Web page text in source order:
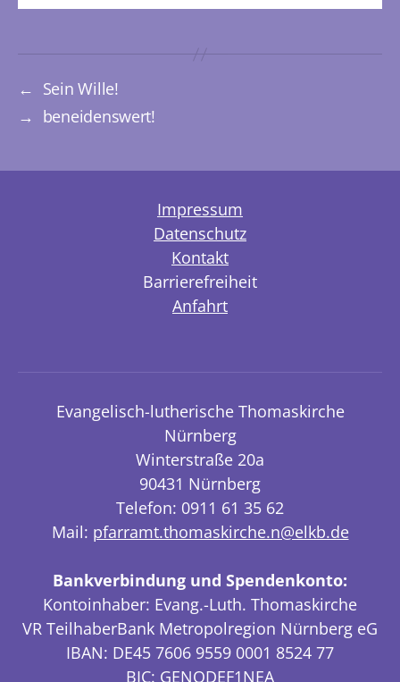
← Sein Wille!
→
beneidenswert!
Impressum
Datenschutz
Kontakt
Barrierefreiheit
Anfahrt
Evangelisch-lutherische Thomaskirche
Nürnberg
Winterstraße 20a
90431 Nürnberg
Telefon: 0911 61 35 62
Mail: pfarramt.thomaskirche.n@elkb.de
Bankverbindung und Spendenkonto:
Kontoinhaber: Evang.-Luth. Thomaskirche
VR TeilhaberBank Metropolregion Nürnberg eG
IBAN: DE45 7606 9559 0001 8524 77
BIC: GENODEF1NEA